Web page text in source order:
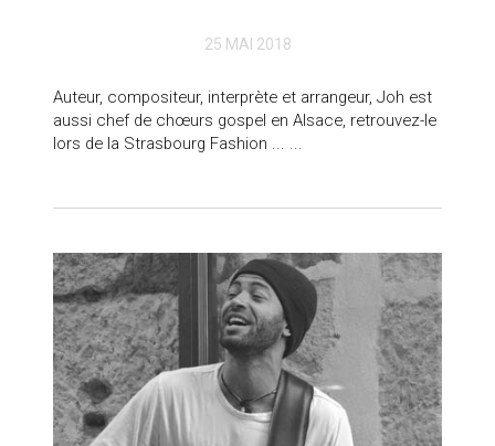
25 MAI 2018
Auteur, compositeur, interprète et arrangeur, Joh est
aussi chef de chœurs gospel en Alsace, retrouvez-le
lors de la Strasbourg Fashion ... ...